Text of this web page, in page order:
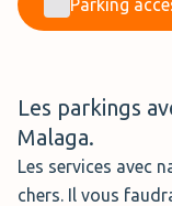
Parking
Les parkings
Malaga.
Les services avec
chers. Il vous